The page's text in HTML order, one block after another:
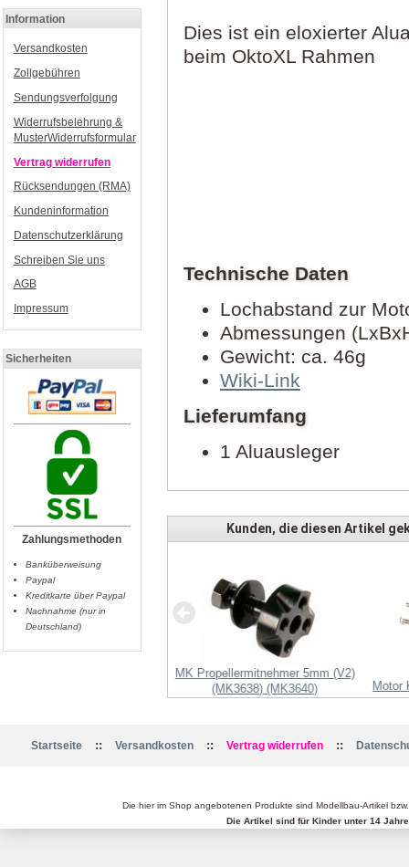
Information
Versandkosten
Zollgebühren
Sendungsverfolgung
Widerrufsbelehrung &
MusterWiderrufsformular
Vertrag widerrufen
Rücksendungen (RMA)
Kundeninformation
Datenschutzerklärung
Schreiben Sie uns
AGB
Impressum
Sicherheiten
Zahlungsmethoden
Banküberweisung
Paypal
Kreditkarte über Paypal
Nachnahme (nur in
Deutschland)
Dies ist ein eloxierter
beim OktoXL Rahmen
Technische Daten
Lochabstand zur
Abmessungen
Gewicht: ca. 46g
Wiki-Link
Lieferumfang
1 Aluausleger
Kunden, die diesen Artikel
MK Propellermitnehmer 5mm (V2)
(MK3638) (MK3640)
Motor
Startseite :: Versandkosten :: Vertrag widerrufen ::
Die hier im Shop angebotenen Produkte sind Modellbau-Artikel
Die Artikel sind für Kinder unter 14